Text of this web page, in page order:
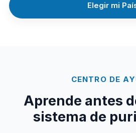
Elegir mi
CENTRO DE
Aprende antes
sistema de